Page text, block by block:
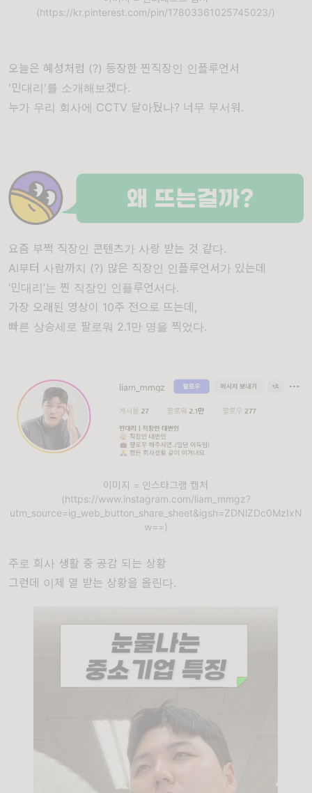
(https://kr.pinterest.com/pin/17803361025745023/)
오늘은 혜성처럼 (?) 등장한 찐직장인 인플루언서
'민대리'를 소개해보겠다.
누가 우리 회사에 CCTV 달아뒀나? 너무 무서워.
요즘 부쩍 직장인 콘텐츠가 사랑 받는 것 같다.
AI부터 사람까지 (?) 많은 직장인 인플루언서가 있는데
‘민대리’는 찐 직장인 인플루언서다.
가장 오래된 영상이 10주 전으로 뜨는데,
빠른 상승세로 팔로워 2.1만 명을 찍었다.
이미지 = 인스타그램 캡처
(https://www.instagram.com/liam_mmgz?
utm_source=ig_web_button_share_sheet&igsh=ZDNlZDc0MzIxN
w==)
주로 회사 생활 중 공감 되는 상황
그런데 이제 열 받는 상황을 올린다.